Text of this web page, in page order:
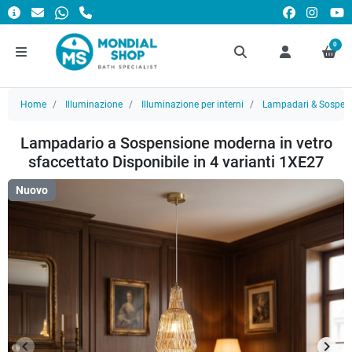
0
Home Illuminazione Illuminazione per interni Lampadari &
Lampadario a Sospensione moderna in vetro
sfaccettato Disponibile in 4 varianti 1XE27
Nuovo
keyboard_arrow_left keyboard_arrow_right